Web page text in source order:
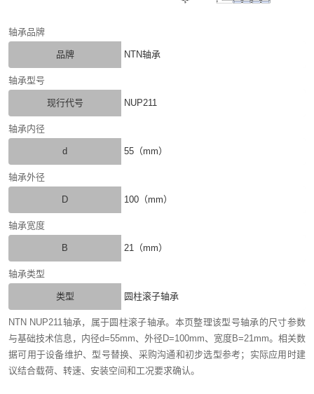
轴承品牌
品牌 NTN轴承
轴承型号
现行代号 NUP211
轴承内径
d 55（mm）
轴承外径
D 100（mm）
轴承宽度
B 21（mm）
轴承类型
类型 圆柱滚子轴承
NTN NUP211轴承，属于圆柱滚子轴承。本页整理该型号轴承的尺寸参数
与基础技术信息，内径d=55mm、外径D=100mm、宽度B=21mm。相关数
据可用于设备维护、型号替换、采购沟通和初步选型参考；实际应用时建
议结合载荷、转速、安装空间和工况要求确认。